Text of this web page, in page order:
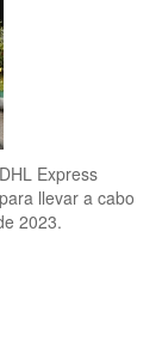
Express
llevar a cabo
2023.